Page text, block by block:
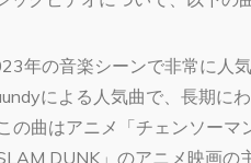
年の音楽シーンで非常に人気
による人気曲で、長期に
の曲はアニメ「チェンソーマ
DUNK」のアニメ映画の